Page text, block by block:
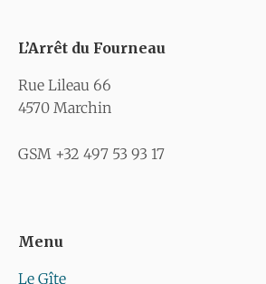
L’Arrêt du Fourneau
Rue Lileau 66
4570 Marchin
GSM +32 497 53 93 17
Menu
Le Gîte